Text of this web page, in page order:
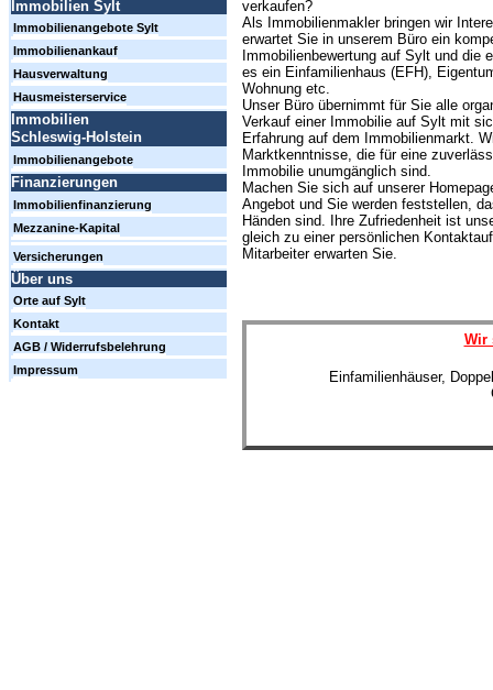
verkaufen?
Als Immobilienmakler bringen wir
erwartet Sie in unserem Büro ein
Immobilienbewertung auf Sylt und die
es ein Einfamilienhaus (EFH),
Wohnung etc.
Unser Büro übernimmt für Sie alle
Verkauf einer Immobilie auf Sylt mit
Erfahrung auf dem Immobilienmarkt.
Marktkenntnisse, die für eine
Immobilie unumgänglich sind.
Machen Sie sich auf unserer
Angebot und Sie werden feststellen,
Händen sind. Ihre Zufriedenheit ist
gleich zu einer persönlichen
Mitarbeiter erwarten Sie.
Wir
Einfamilienhäuser,
Immobilien Sylt
Immobilienangebote Sylt
Immobilienankauf
Hausverwaltung
Hausmeisterservice
Immobilien
Schleswig-Holstein
Immobilienangebote
Finanzierungen
Immobilienfinanzierung
Mezzanine-Kapital
Versicherungen
Über uns
Orte auf Sylt
Kontakt
AGB / Widerrufsbelehrung
Impressum